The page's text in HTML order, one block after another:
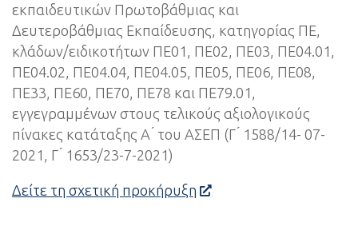
εκπαιδευτικών Πρωτοβάθμιας και
Δευτεροβάθμιας Εκπαίδευσης, κατηγορίας ΠΕ,
κλάδων/ειδικοτήτων ΠΕ01, ΠΕ02, ΠΕ03, ΠΕ04.01,
ΠΕ04.02, ΠΕ04.04, ΠΕ04.05, ΠΕ05, ΠΕ06, ΠΕ08,
ΠΕ33, ΠΕ60, ΠΕ70, ΠΕ78 και ΠΕ79.01,
εγγεγραμμένων στους τελικούς αξιολογικούς
πίνακες κατάταξης Α ́ του ΑΣΕΠ (Γ ́ 1588/14- 07-
2021, Γ ́ 1653/23-7-2021)
Δείτε τη σχετική προκήρυξη